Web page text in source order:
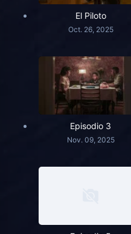
El Piloto
Oct. 26, 2025
Episodio 3
Nov. 09, 2025